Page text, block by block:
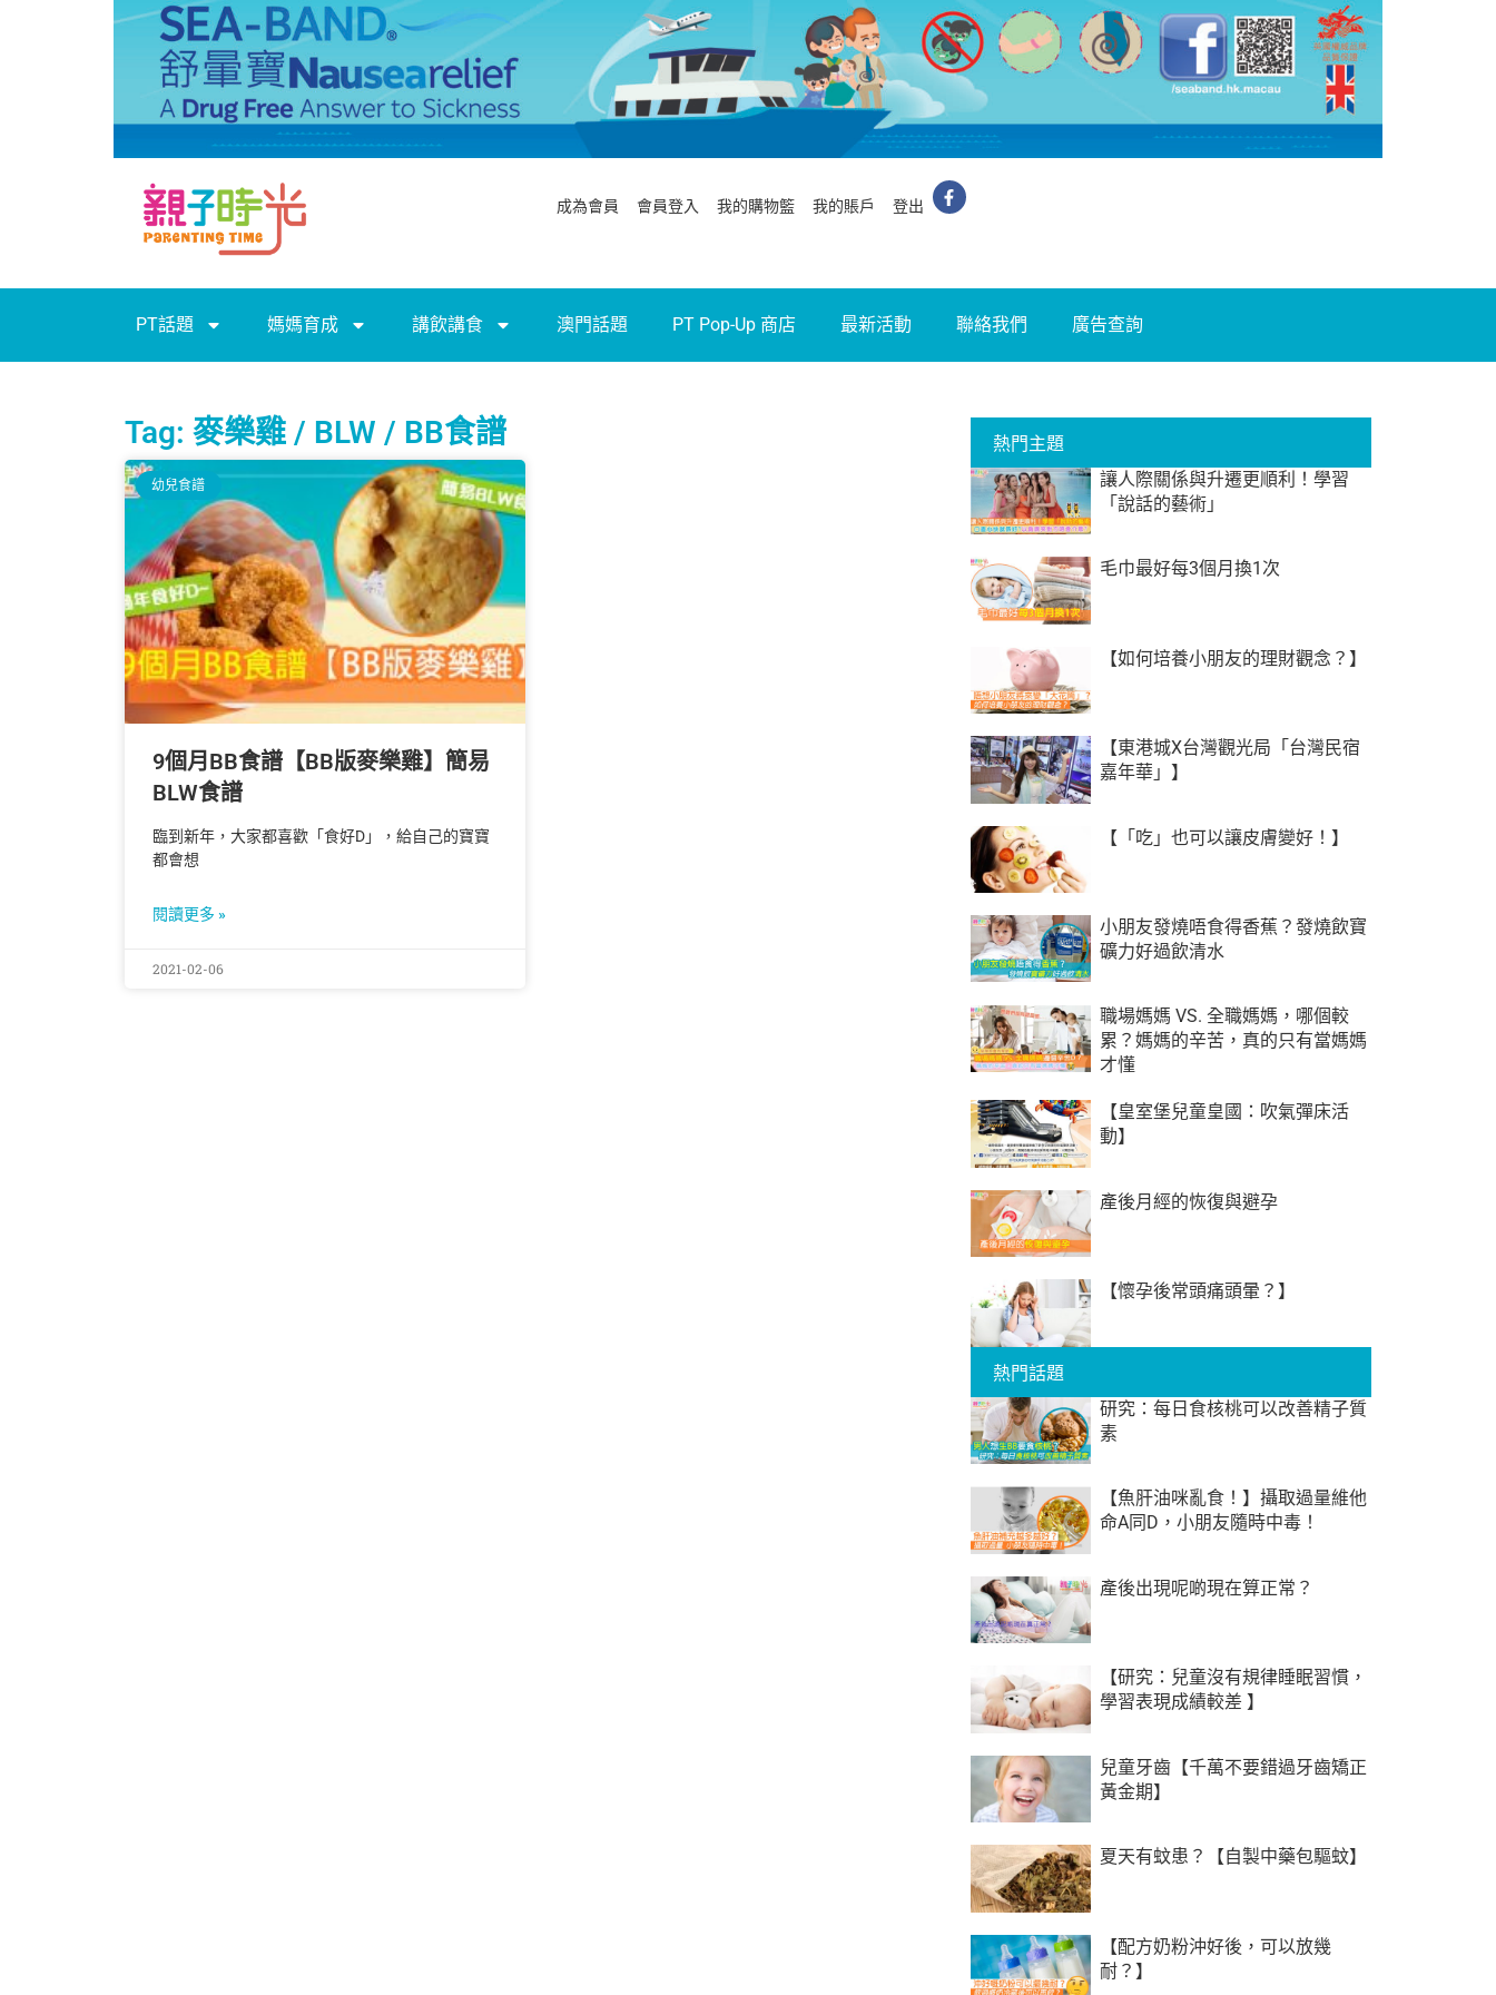
成為會員 會員登入 我的購物籃 我的賬戶 登出
PT話題 媽媽育成 講飲講食 澳門話題 PT Pop-Up 商店 最新活動 聯絡我們 廣告查詢
Tag: 麥樂雞 / BLW / BB食譜
幼兒食譜
9個月BB食譜【BB版麥樂雞】簡易
BLW食譜
臨到新年，大家都喜歡「食好D」，給自己的寶寶
都會想
閱讀更多 »
2021-02-06
熱門主題
讓人際關係與升遷更順利！學習
「說話的藝術」
毛巾最好每3個月換1次
【如何培養小朋友的理財觀念？】
【東港城X台灣觀光局「台灣民宿
嘉年華」】
【「吃」也可以讓皮膚變好！】
小朋友發燒唔食得香蕉？發燒飲寶
礦力好過飲清水
職場媽媽 VS. 全職媽媽，哪個較
累？媽媽的辛苦，真的只有當媽媽
才懂
【皇室堡兒童皇國：吹氣彈床活
動】
產後月經的恢復與避孕
【懷孕後常頭痛頭暈？】
熱門話題
研究：每日食核桃可以改善精子質
素
【魚肝油咪亂食！】攝取過量維他
命A同D，小朋友隨時中毒！
產後出現呢啲現在算正常？
【研究：兒童沒有規律睡眠習慣，
學習表現成績較差 】
兒童牙齒【千萬不要錯過牙齒矯正
黃金期】
夏天有蚊患？【自製中藥包驅蚊】
【配方奶粉沖好後，可以放幾
耐？】